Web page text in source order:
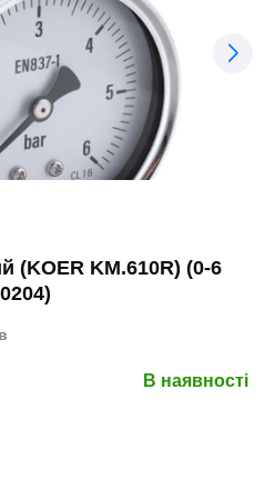
(KOER KM.610R) (0-6
В наявності